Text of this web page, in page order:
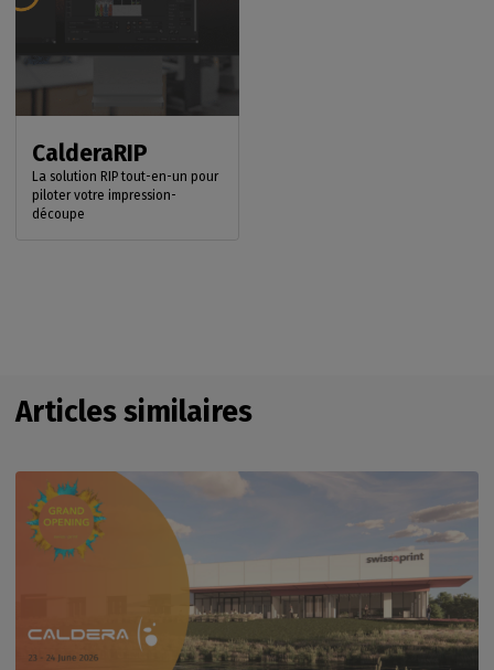
CalderaRIP
La solution RIP tout-en-un pour
piloter votre impression-
découpe
Articles similaires